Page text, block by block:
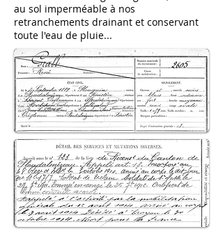
au sol imperméable à nos
retranchements drainant et conservant
toute l'eau de pluie...